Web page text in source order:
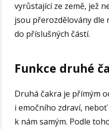
vyrůstající ze země, jež
jsou přerozdělovány dle
do příslušných částí.
Funkce druhé
Druhá čakra je přímým
i emočního zdraví,
k nám samým. Podle